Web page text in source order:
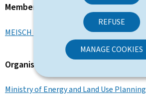
REFUSE
MANAGE COOKIES
Member of the Government
MEISCH Claude
Organisation
Ministry of Energy and Land Use Planning